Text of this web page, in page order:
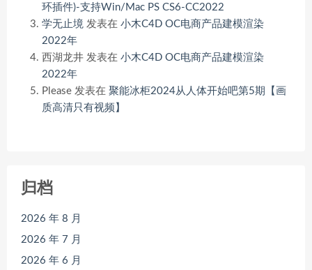
环插件)-支持Win/Mac PS CS6-CC2022
学无止境 发表在 小木C4D OC电商产品建模渲染
2022年
西湖龙井 发表在 小木C4D OC电商产品建模渲染
2022年
Please 发表在 聚能冰柜2024从人体开始吧第5期【画
质高清只有视频】
归档
2026 年 8 月
2026 年 7 月
2026 年 6 月